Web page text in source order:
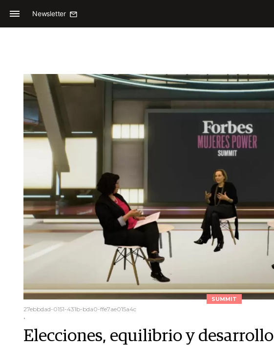
Newsletter
SUMMIT
27ebbdad-0151-431b-bda0-ffe7ae015a4c
.
Elecciones, equilibrio y desarrollo